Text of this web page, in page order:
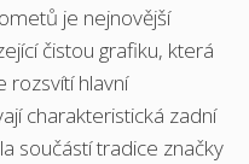
je nejnovější
čistou grafiku, která
rozsvítí hlavní
charakteristická zadní
součástí tradice značky